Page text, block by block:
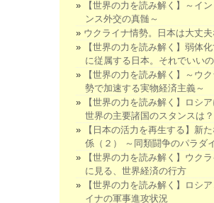
【世界の力を読み解く】～イ
ンス外交の真髄～
ウクライナ情勢。日本は大丈夫
【世界の力を読み解く】弱体
に従属する日本。それでいい
【世界の力を読み解く】～ウ
勢で加速する実物経済主義～
【世界の力を読み解く】ロシ
世界の主要諸国のスタンスは？
【日本の活力を再生する】新
係（２） ～同類闘争のパラダ
【世界の力を読み解く】ウク
に見る、世界経済の行方
【世界の力を読み解く】ロシ
イナの軍事進攻状況